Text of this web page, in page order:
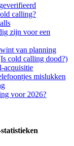
calling?
zijn voor een
van planning
cold calling dood?)
acquisitie
mislukken
voor 2026?